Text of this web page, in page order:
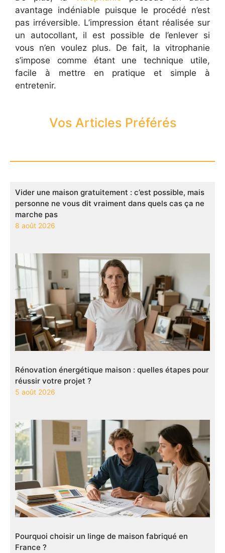
avantage indéniable puisque le procédé n’est
pas irréversible. L’impression étant réalisée sur
un autocollant, il est possible de l’enlever si
vous n’en voulez plus. De fait, la vitrophanie
s’impose comme étant une technique utile,
facile à mettre en pratique et simple à
entretenir.
Vos Articles Préférés
Vider une maison gratuitement : c’est possible, mais
personne ne vous dit vraiment dans quels cas ça ne
marche pas
8 août 2026
Rénovation énergétique maison : quelles étapes pour
réussir votre projet ?
5 août 2026
Pourquoi choisir un linge de maison fabriqué en
France ?